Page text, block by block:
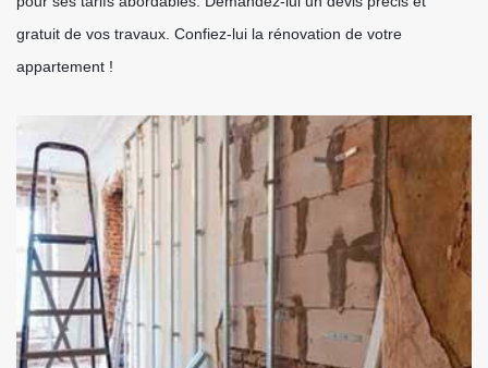
gratuit de vos travaux. Confiez-lui la rénovation de votre
appartement !